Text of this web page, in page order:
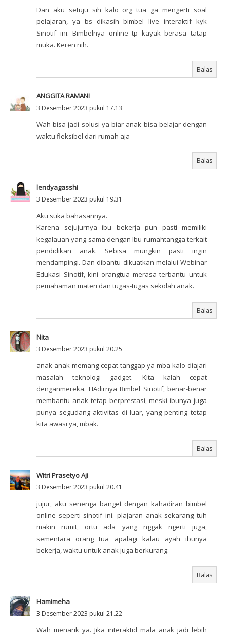
Dan aku setuju sih kalo org tua ga mengerti soal
pelajaran, ya bs dikasih bimbel live interaktif kyk
Sinotif ini. Bimbelnya online tp kayak berasa tatap
muka. Keren nih.
Balas
ANGGITA RAMANI
3 Desember 2023 pukul 17.13
Wah bisa jadi solusi ya biar anak bisa belajar dengan
waktu fleksibel dari rumah aja
Balas
lendyagasshi
3 Desember 2023 pukul 19.31
Aku suka bahasannya.
Karena sejujurnya ibu bekerja pun pasti memiliki
kegalauan yang sama dengan Ibu rumahtangga terkait
pendidikan anak. Sebisa mungkin pasti ingin
mendampingi. Dan dibantu dikuatkan melalui Webinar
Edukasi Sinotif, kini orangtua merasa terbantu untuk
pemahaman materi dan tugas-tugas sekolah anak.
Balas
Nita
3 Desember 2023 pukul 20.25
anak-anak memang cepat tanggap ya mba kalo diajari
masalah teknologi gadget. Kita kalah cepat
denganmereka. HAdirnya Bimbel Sinotif, benar-benar
membantu anak tetap berprestasi, meski ibunya juga
punya segudang aktivitas di luar, yang penting tetap
kita awasi ya, mbak.
Balas
Witri Prasetyo Aji
3 Desember 2023 pukul 20.41
jujur, aku senenga banget dengan kahadiran bimbel
online seperti sinotif ini. plajaran anak sekarang tuh
makin rumit, ortu ada yang nggak ngerti juga,
sementara orang tua apalagi kalau ayah ibunya
bekerja, waktu untuk anak juga berkurang.
Balas
Hamimeha
3 Desember 2023 pukul 21.22
Wah menarik ya. Jika interaktid mala anak jadi lebih